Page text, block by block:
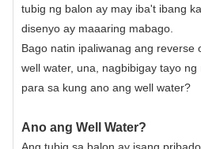
tubig ng balon ay may iba't ibang
disenyo ay maaaring mabago.
Bago natin ipaliwanag ang reverse
well water, una, nagbibigay tayo
para sa kung ano ang well water?
Ano ang Well Water?